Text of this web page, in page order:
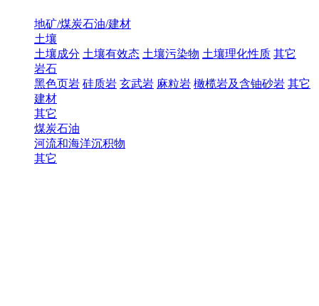
地矿/煤炭石油/建材
土壤
土壤成分 土壤有效态 土壤污染物 土壤理化性质 其它
岩石
黑色页岩 硅质岩 玄武岩 麻粒岩 橄榄岩及含铀砂岩 其它
建材
其它
煤炭石油
河流和海洋沉积物
其它